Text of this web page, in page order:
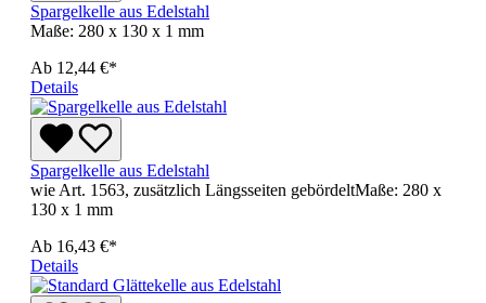
Spargelkelle aus Edelstahl
Maße: 280 x 130 x 1 mm
Ab 12,44 €*
Details
Spargelkelle aus Edelstahl
wie Art. 1563, zusätzlich Längsseiten gebördeltMaße: 280 x
130 x 1 mm
Ab 16,43 €*
Details